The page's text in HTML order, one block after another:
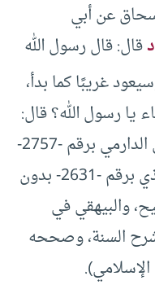
عن أبي
قال: قال رسول الله
غريبًا كما بدأ،
يا رسول الله؟ قال:
“النُّزَّاع من القبائل” (الحديث في الدارمي برقم -2757-
وابن ماجه برقم -3988- والترمذي برقم -2631- بدون
والبيهقي في
في شرح السنة، وصححه